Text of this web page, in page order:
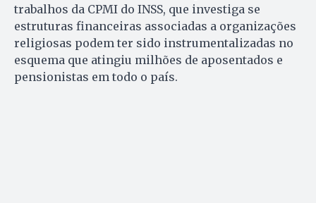
trabalhos da CPMI do INSS, que investiga se
estruturas financeiras associadas a organizações
religiosas podem ter sido instrumentalizadas no
esquema que atingiu milhões de aposentados e
pensionistas em todo o país.